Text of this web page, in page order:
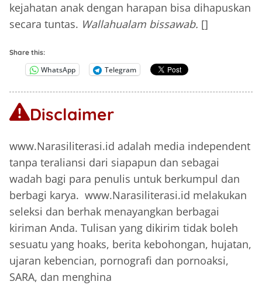
kejahatan anak dengan harapan bisa dihapuskan
secara tuntas. Wallahualam bissawab. []
Share this:
WhatsApp Telegram
Disclaimer
www.Narasiliterasi.id adalah media independent
tanpa teraliansi dari siapapun dan sebagai
wadah bagi para penulis untuk berkumpul dan
berbagi karya. www.Narasiliterasi.id melakukan
seleksi dan berhak menayangkan berbagai
kiriman Anda. Tulisan yang dikirim tidak boleh
sesuatu yang hoaks, berita kebohongan, hujatan,
ujaran kebencian, pornografi dan pornoaksi,
SARA, dan menghina